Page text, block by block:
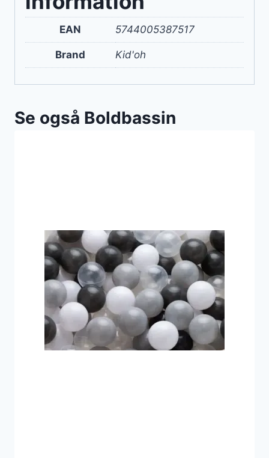
EAN 5744005387517
Brand Kid'oh
Se også Boldbassin